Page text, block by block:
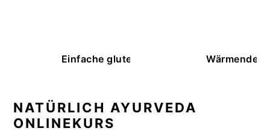
Einfache glutenfreie Buchweizenbrötchen
Wärmende
NATÜRLICH AYURVEDA
ONLINEKURS